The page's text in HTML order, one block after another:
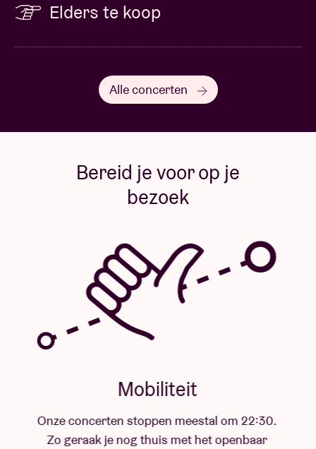
Elders te koop
Alle concerten
Bereid je voor op je
bezoek
Mobiliteit
Onze concerten stoppen meestal om 22:30.
Zo geraak je nog thuis met het openbaar